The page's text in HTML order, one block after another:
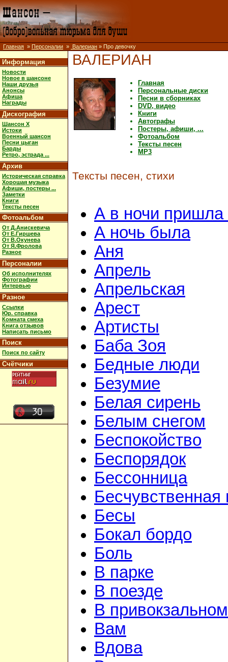
Главная » Персоналии » Валериан » Про девочку
Информация
Новости
Новое в шансоне
Наши друзья
Анонсы
Афиша
Награды
Дискография
Шансон X
Истоки
Военный шансон
Песни цыган
Барды
Ретро, эстрада ...
Архив
Историческая справка
Хорошая музыка
Афиши, постеры ...
Заметки
Книги
Тексты песен
Фотоальбом
От Д.Анискевича
От Е.Гиршева
От В.Окунева
От Я.Фролова
Разное
Персоналии
Об исполнителях
Фотографии
Интервью
Разное
Ссылки
Юр. справка
Комната смеха
Книга отзывов
Написать письмо
Поиск
Поиск по сайту
Счётчики
ВАЛЕРИАН
Главная
Персональные диски
Песни в сборниках
DVD, видео
Книги
Автографы
Постеры, афиши, ...
Фотоальбом
Тексты песен
MP3
Тексты песен, стихи
А в ночи пришла
А ночь была
Аня
Апрель
Апрельская
Арест
Артисты
Баба Зоя
Бедные люди
Безумие
Белая сирень
Белым снегом
Беспокойство
Беспорядок
Бессонница
Бесчувственная
Бесы
Бокал бордо
Боль
В парке
В поезде
В
Вам
Вдова